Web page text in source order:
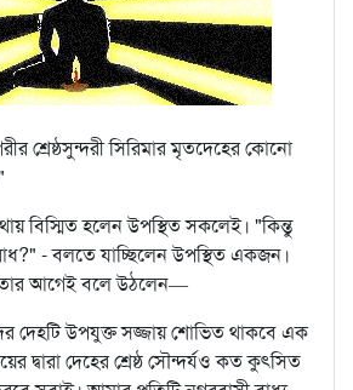
শ্রেষ্ঠসুন্দরী সিরিমার মৃতদেহের কোনো
বিস্মিত হলেন উপস্থিত সকলেই। "কিন্তু
- বলতে যাচ্ছিলেন উপস্থিত একজন।
তার আগেই বলে উঠলেন—
দেহটি উপযুক্ত সজ্জায় শোভিত থাকবে এক
দ্বারা দেহের শ্রেষ্ঠ সৌন্দর্যও কত কুৎসিত